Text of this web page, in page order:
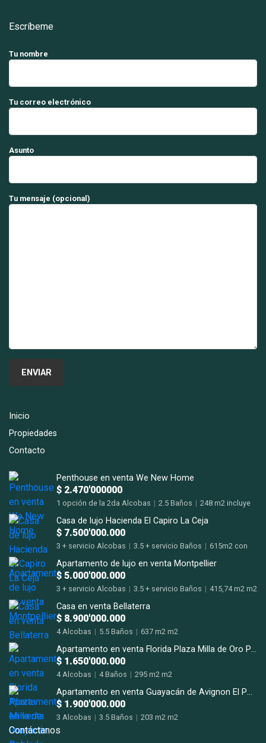
Escríbeme
Tu nombre
Tu correo electrónico
Asunto
Tu mensaje (opcional)
Inicio
Propiedades
Contacto
Penthouse en venta We New Home
$ 2.470'000000
1 opción de la 2da Alcobas | 2.5 Baños | 248 m2 incluye
Casa de lujo Hacienda El Capiro La Ceja
$ 7.500'000.000
3 + servicio Alcobas | 3.5 + servicio Baños | 615m2 con
Apartamento de lujo en venta Montpellier
$ 5.000'000.000
3 + servicio Alcobas | 3.5 + servicio Baños | 415,74 m2 m2
Casa en venta Bellaterra
$ 8.900'000.000
4 Alcobas | 5.5 Baños | 637 m2 m2
Apartamento en venta Florida Plaza Milla de Oro Poblado
$ 1.650'000.000
4 Alcobas | 4 Baños | 295 m2 m2
Apartamento en venta Guayacán de Avignon El Poblado San Lucas.
$ 1.900'000.000
3 Alcobas | 3.5 Baños | 203 m2 m2
Contáctanos